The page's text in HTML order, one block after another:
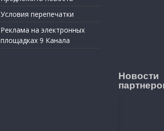
Условия перепечатки
Реклама на электронных
площадках 9 Канала
Новости